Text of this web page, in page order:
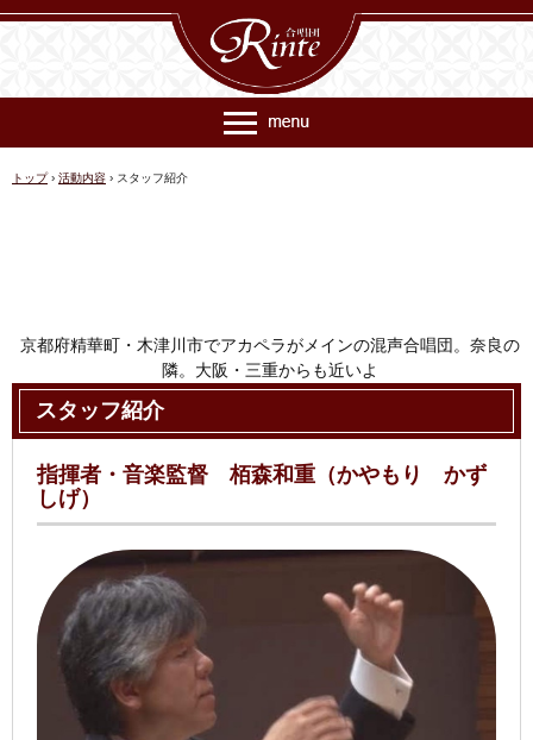
京都府精華町・木津川市でアカペラがメインの混声合唱団。奈良の
隣。大阪・三重からも近いよ
連絡先 rinte@ec018.just-size.net
トップ › 活動内容 › スタッフ紹介
スタッフ紹介
指揮者・音楽監督 栢森和重（かやもり かず
しげ）